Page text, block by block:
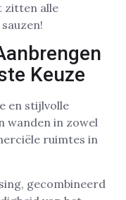
zitten alle
Keuze
en stijlvolle
wanden in zowel
ruimtes in
gecombineerd